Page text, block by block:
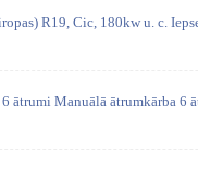
R19, Cic, 180kw u. c.
ātrumi Manuālā ātrumkārba 6